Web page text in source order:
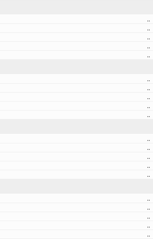
..
..
..
..
..
..
..
..
..
..
..
..
..
..
..
..
..
..
..
..